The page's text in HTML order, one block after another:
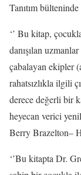
Tanıtım
‘’ Bu kitap,
danışılan
çabalayan ekipler
rahatsızlıkla ilgili
derece değerli bir
heyecan verici
Berry Brazelton–
‘’Bu kitapta Dr.